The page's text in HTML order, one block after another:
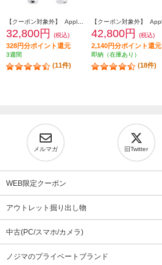
32,800円 (税込)
328円分ポイント還元
3週間
(11件)
42,800円 (税込)
2,140円分ポイント還元
即納（在庫あり）
(18件)
メルマガ 旧Twitter
WEB限定クーポン
アウトレット掘り出し物
中古(PC/スマホ/カメラ)
ノジマのプライベートブランド